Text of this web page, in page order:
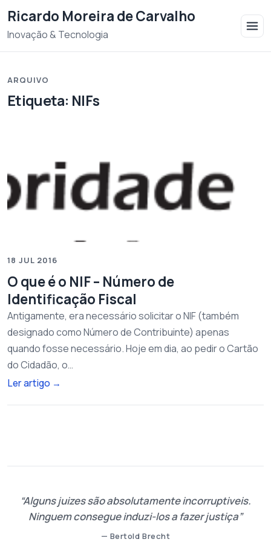
Ricardo Moreira de Carvalho
Inovação & Tecnologia
ARQUIVO
Etiqueta: NIFs
18 JUL 2016
O que é o NIF – Número de
Identificação Fiscal
Antigamente, era necessário solicitar o NIF (também
designado como Número de Contribuinte) apenas
quando fosse necessário. Hoje em dia, ao pedir o Cartão
do Cidadão, o…
Ler artigo →
Alguns juizes são absolutamente incorruptiveis.
Ninguem consegue induzi-los a fazer justiça
— Bertold Brecht